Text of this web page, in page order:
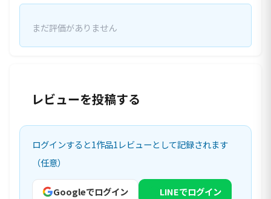
まだ評価がありません
レビューを投稿する
ログインすると1作品1レビューとして記録されます
（任意）
Googleでログイン LINEでログイン